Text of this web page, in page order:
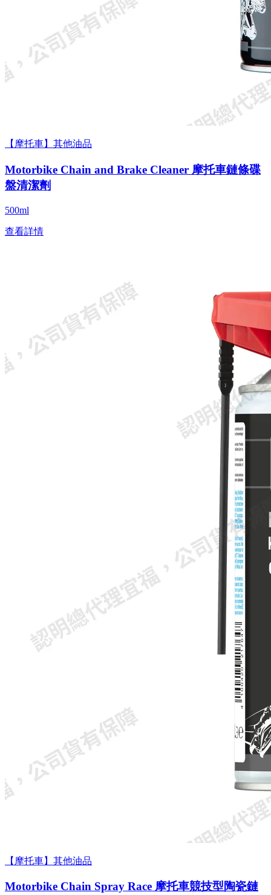
【摩托車】其他油品
Motorbike Chain and Brake Cleaner 摩托車鏈條碟
盤清潔劑
500ml
查看詳情
【摩托車】其他油品
Motorbike Chain Spray Race 摩托車競技型陶瓷鏈